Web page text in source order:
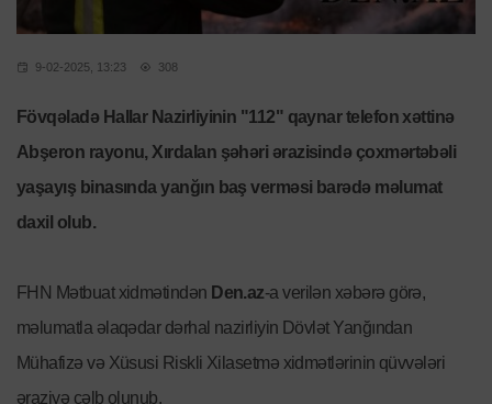
9-02-2025, 13:23 308
Fövqəladə Hallar Nazirliyinin "112" qaynar telefon xəttinə
Abşeron rayonu, Xırdalan şəhəri ərazisində çoxmərtəbəli
yaşayış binasında yanğın baş verməsi barədə məlumat
daxil olub.
FHN Mətbuat xidmətindən Den.az-a verilən xəbərə görə,
məlumatla əlaqədar dərhal nazirliyin Dövlət Yanğından
Mühafizə və Xüsusi Riskli Xilasetmə xidmətlərinin qüvvələri
əraziyə cəlb olunub.